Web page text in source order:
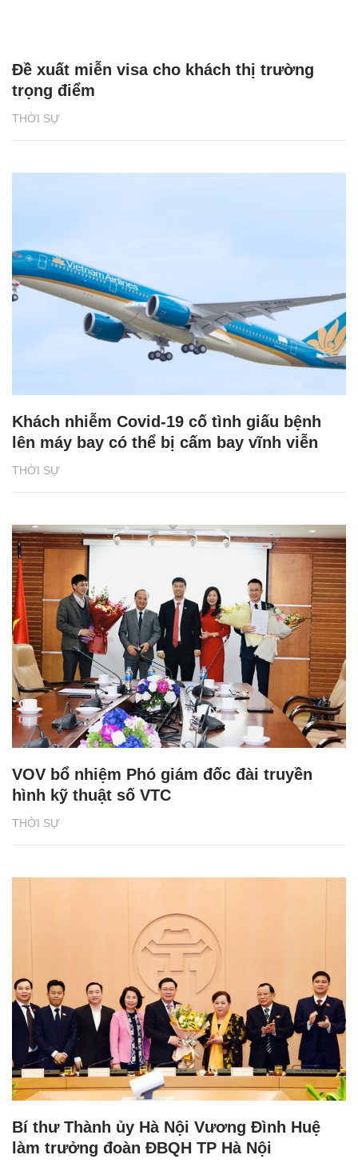
THỜI SỰ
Đề xuất miễn visa cho khách thị trường
trọng điểm
THỜI SỰ
Khách nhiễm Covid-19 cố tình giấu bệnh
lên máy bay có thể bị cấm bay vĩnh viễn
THỜI SỰ
VOV bổ nhiệm Phó giám đốc đài truyền
hình kỹ thuật số VTC
Bí thư Thành ủy Hà Nội Vương Đình Huệ
làm trưởng đoàn ĐBQH TP Hà Nội